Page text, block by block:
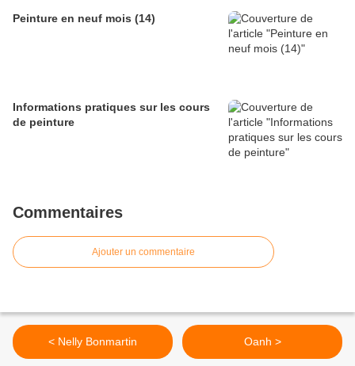
Peinture en neuf mois (14)
Informations pratiques sur les cours
de peinture
Commentaires
Ajouter un commentaire
< Nelly Bonmartin Oanh >